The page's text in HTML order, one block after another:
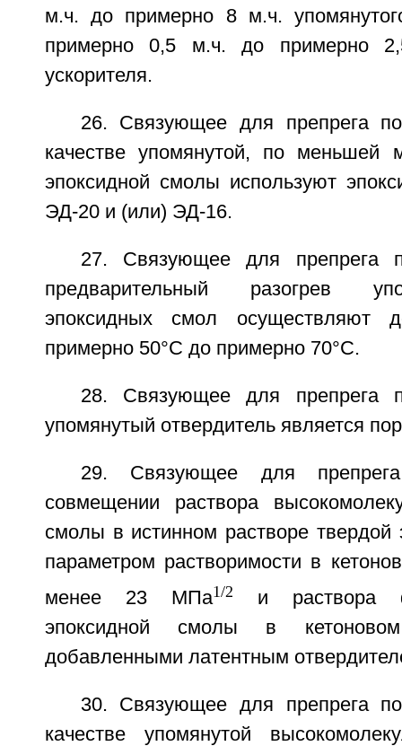
м.ч. до примерно 8 м.ч.
примерно 0,5 м.ч. до примерно
ускорителя.
26. Связующее для препрега
качестве упомянутой, по меньшей
эпоксидной смолы используют
ЭД-20 и (или) ЭД-16.
27. Связующее для препрега
предварительный разогрев
эпоксидных смол осуществляют
примерно 50°С до примерно 70°С.
28. Связующее для препрега
упомянутый отвердитель является
29. Связующее для
совмещении раствора
смолы в истинном растворе
параметром растворимости в
менее 23 МПа1/2
и раствора
эпоксидной смолы в
добавленными латентным
30. Связующее для препрега
качестве упомянутой